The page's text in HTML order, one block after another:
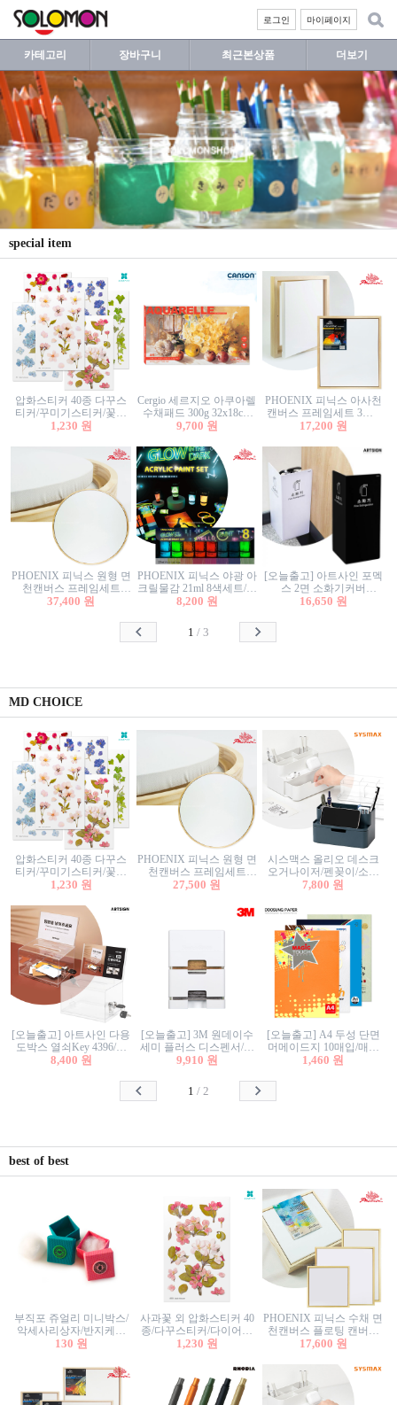
마이페이지
로그인
카테고리 장바구니 최근본상품 더보기
special item
압화스티커 40종 다꾸스
티커/꾸미기스티커/꽃스
티커/압화꽃책갈피/팬시
1,230 원
Cergio 세르지오 아쿠아렐
수채패드 300g 32x18cm
12매 1면제본
9,700 원
PHOENIX 피닉스 아사천
캔버스 프레임세트 3호F
27.3x22cm 캔버스와 올림
17,200 원
PHOENIX 피닉스 원형 면
천캔버스 프레임세트
40cm/원형캔버스/플로팅
37,400 원
PHOENIX 피닉스 야광 아
크릴물감 21ml 8색세트/야
광물감
8,200 원
[오늘출고] 아트사인 포멕
스 2면 소화기커버
1470/1471/소화기커버/소
함/소화기거치대/소화기
16,650 원
1 / 3
MD CHOICE
압화스티커 40종 다꾸스
티커/꾸미기스티커/꽃스
티커/압화꽃책갈피/팬시
1,230 원
PHOENIX 피닉스 원형 면
천캔버스 프레임세트
30cm/원형캔버스/플로팅
27,500 원
시스맥스 올리오 데스크
오거나이저/펜꽂이/소품
꽂이/소품함/정리함/수납
7,800 원
[오늘출고] 아트사인 다용
도박스 열쇠Key 4396/투
표함/건의함/모금함/응모
8,400 원
[오늘출고] 3M 원데이수
세미 플러스 디스펜서/소
프트수세미5매+강력수세
9,910 원
[오늘출고] A4 두성 단면
머메이드지 10매입/매직
터치/색지/색상지/색복사
칼라색지/고급복사지
1,460 원
1 / 2
best of best
부직포 쥬얼리 미니박스/
악세사리상자/반지케이
스/반지상자/귀걸이상자/
130 원
사과꽃 외 압화스티커 40
종/다꾸스티커/다이어리
꾸미기/꽃스티커/자연물
1,230 원
PHOENIX 피닉스 수채 면
천캔버스 플로팅 캔버스
프레임세트 30x30cm/액자
17,600 원